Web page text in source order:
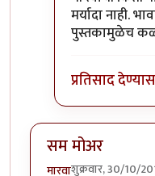
मर्यादा नाही.
पुस्तकामुळेच
प्रतिसाद
सम मोअर
मारवाशुक्रवार, 30/10/